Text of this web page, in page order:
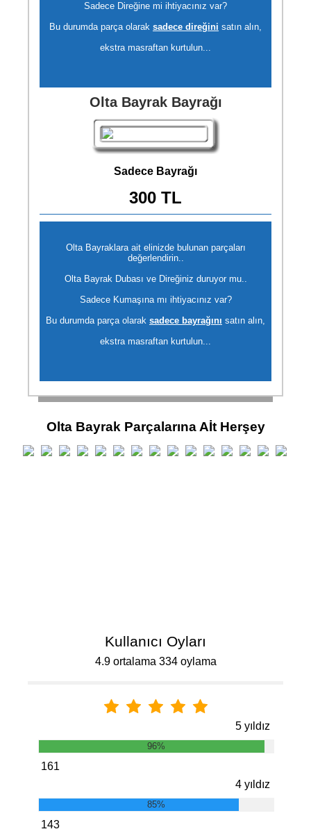
Sadece Direğine mi ihtiyacınız var?
Bu durumda parça olarak sadece direğini satın alın,
ekstra masraftan kurtulun...
Olta Bayrak Bayrağı
Sadece Bayrağı
300 TL
Olta Bayraklara ait elinizde bulunan parçaları
değerlendirin..
Olta Bayrak Dubası ve Direğiniz duruyor mu..
Sadece Kumaşına mı ihtiyacınız var?
Bu durumda parça olarak sadece bayrağını satın alın,
ekstra masraftan kurtulun...
Olta Bayrak Parçalarına Aİt Herşey
Kullanıcı Oyları
4.9 ortalama 334 oylama
5 yıldız
96%
161
4 yıldız
85%
143